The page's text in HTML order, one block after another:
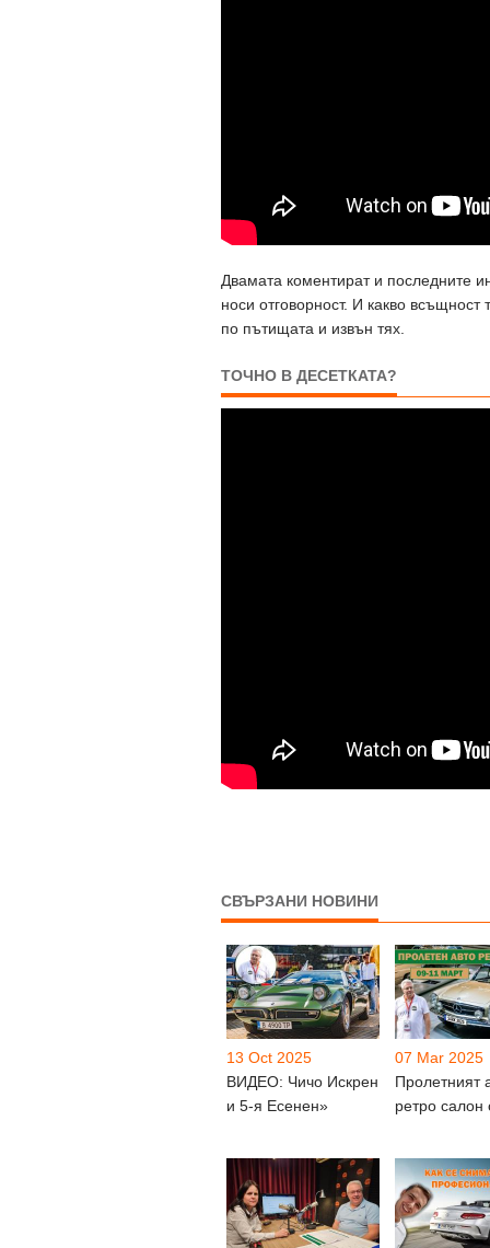
Двамата коментират и последните
носи отговорност. И какво
по пътищата и извън тях.
ТОЧНО В ДЕСЕТКАТА?
СВЪРЗАНИ НОВИНИ
13 Oct 2025
ВИДЕО: Чичо Искрен
и 5-я Есенен»
07 Mar 2025
Пролетният
ретро салон